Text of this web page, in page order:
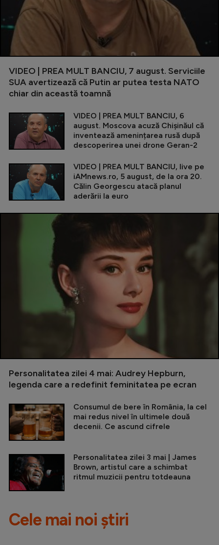
VIDEO | PREA MULT BANCIU, 7 august. Serviciile
SUA avertizează că Putin ar putea testa NATO
chiar din această toamnă
VIDEO | PREA MULT BANCIU, 6
august. Moscova acuză Chișinăul că
inventează amenințarea rusă după
descoperirea unei drone Geran-2
VIDEO | PREA MULT BANCIU, live pe
iAMnews.ro, 5 august, de la ora 20.
Călin Georgescu atacă planul
aderării la euro
Personalitatea zilei 4 mai: Audrey Hepburn,
legenda care a redefinit feminitatea pe ecran
Consumul de bere în România, la cel
mai redus nivel în ultimele două
decenii. Ce ascund cifrele
Personalitatea zilei 3 mai | James
Brown, artistul care a schimbat
ritmul muzicii pentru totdeauna
Cele mai noi știri